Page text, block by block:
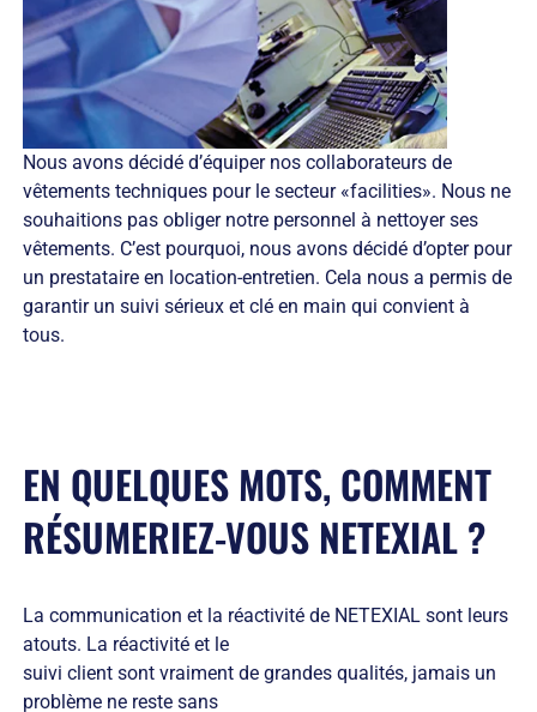
Nous avons décidé d’équiper nos collaborateurs de
vêtements techniques pour le secteur «facilities». Nous ne
souhaitions pas obliger notre personnel à nettoyer ses
vêtements. C’est pourquoi, nous avons décidé d’opter pour
un prestataire en location-entretien. Cela nous a permis de
garantir un suivi sérieux et clé en main qui convient à
tous.
EN QUELQUES MOTS, COMMENT
RÉSUMERIEZ-VOUS NETEXIAL ?
La communication et la réactivité de NETEXIAL sont leurs
atouts. La réactivité et le
suivi client sont vraiment de grandes qualités, jamais un
problème ne reste sans